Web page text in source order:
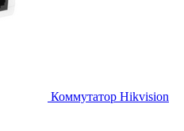
Коммутатор Hikvision